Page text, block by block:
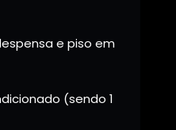
e piso em
(sendo 1